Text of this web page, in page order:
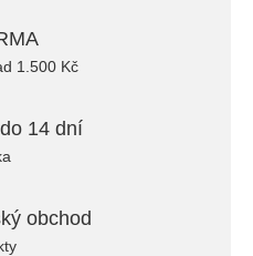
1.500 Kč
14 dní
obchod